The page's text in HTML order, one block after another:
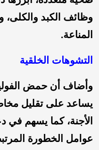
وظائف الكبد والكلى،
المناعة.
التشوهات الخلقية
وأضاف أن حمض
يساعد على تقليل
الأجنة، كما يسهم
عوامل الخطورة